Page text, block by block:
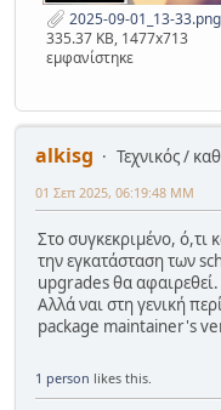
2025-09-01_13-33.png
335.37 KB, 1477x713
εμφανίστηκε
alkisg
Τεχνικός /
01 Σεπ 2025, 06:19:48 ΜΜ
Στο συγκεκριμένο, ό,τι
την εγκατάσταση των
upgrades θα αφαιρεθεί.
Αλλά ναι στη γενική
package maintainer's
1 person likes this.